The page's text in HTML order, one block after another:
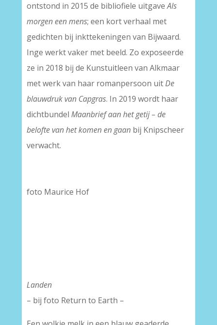
ontstond in 2015 de bibliofiele uitgaveAls
morgen een mens; een kort verhaal met
gedichten bij inkttekeningen van Bijwaard.
Inge werkt vaker met beeld. Zo exposeerde
ze in 2018 bij de Kunstuitleen van Alkmaar
met werk van haar romanpersoon uitDe
blauwdruk van Capgras. In 2019 wordt haar
dichtbundel Maanbrief aan het getij – de
belofte van het komen en gaanbij Knipscheer
verwacht.
foto Maurice Hof
Landen
– bij foto Return to Earth –